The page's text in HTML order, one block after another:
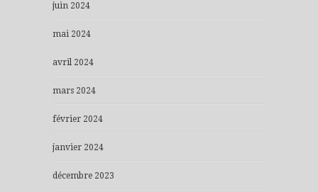
juin 2024
mai 2024
avril 2024
mars 2024
février 2024
janvier 2024
décembre 2023